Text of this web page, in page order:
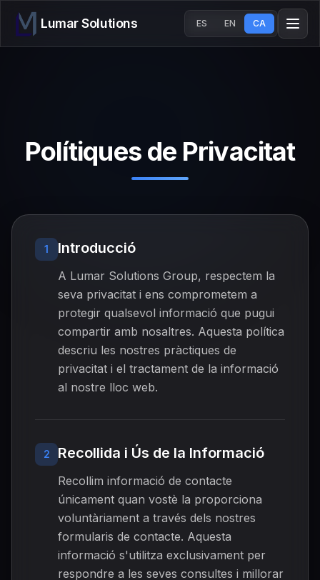
Lumar Solutions ES EN CA
Polítiques de Privacitat
1 Introducció
A Lumar Solutions Group, respectem la
seva privacitat i ens comprometem a
protegir qualsevol informació que pugui
compartir amb nosaltres. Aquesta política
descriu les nostres pràctiques de
privacitat i el tractament de la informació
al nostre lloc web.
2 Recollida i Ús de la Informació
Recollim informació de contacte
únicament quan vostè la proporciona
voluntàriament a través dels nostres
formularis de contacte. Aquesta
informació s'utilitza exclusivament per
respondre a les seves consultes i millorar